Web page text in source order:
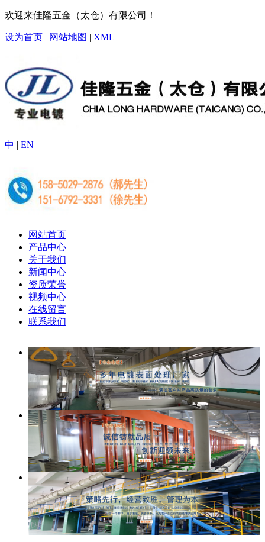
欢迎来佳隆五金（太仓）有限公司！
设为首页 | 网站地图 | XML
中 | EN
网站首页
产品中心
关于我们
新闻中心
资质荣誉
视频中心
在线留言
联系我们